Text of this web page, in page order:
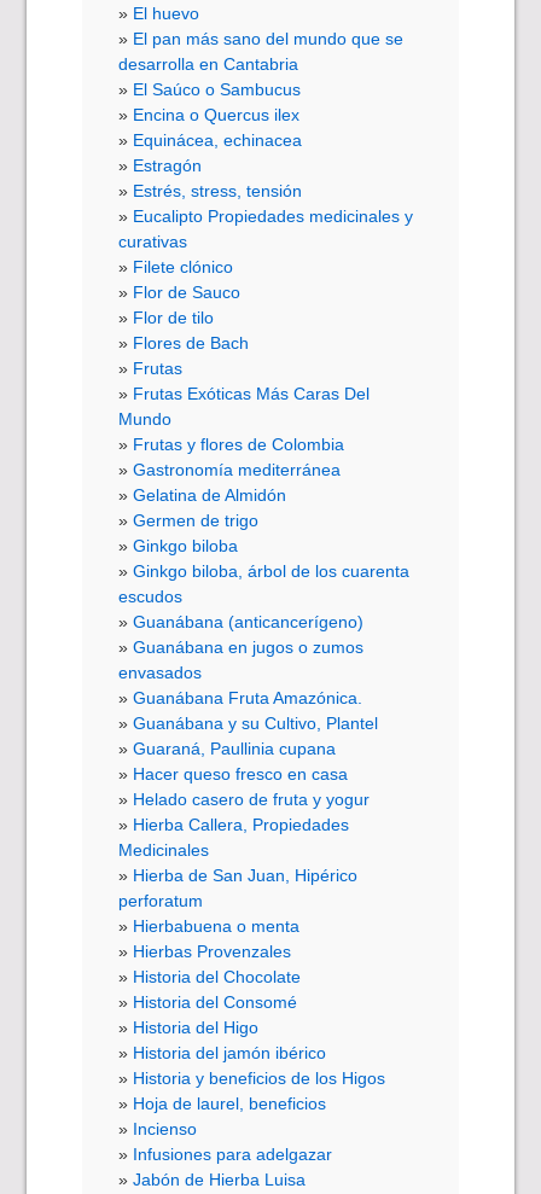
El huevo
El pan más sano del mundo que se
desarrolla en Cantabria
El Saúco o Sambucus
Encina o Quercus ilex
Equinácea, echinacea
Estragón
Estrés, stress, tensión
Eucalipto Propiedades medicinales y
curativas
Filete clónico
Flor de Sauco
Flor de tilo
Flores de Bach
Frutas
Frutas Exóticas Más Caras Del
Mundo
Frutas y flores de Colombia
Gastronomía mediterránea
Gelatina de Almidón
Germen de trigo
Ginkgo biloba
Ginkgo biloba, árbol de los cuarenta
escudos
Guanábana (anticancerígeno)
Guanábana en jugos o zumos
envasados
Guanábana Fruta Amazónica.
Guanábana y su Cultivo, Plantel
Guaraná, Paullinia cupana
Hacer queso fresco en casa
Helado casero de fruta y yogur
Hierba Callera, Propiedades
Medicinales
Hierba de San Juan, Hipérico
perforatum
Hierbabuena o menta
Hierbas Provenzales
Historia del Chocolate
Historia del Consomé
Historia del Higo
Historia del jamón ibérico
Historia y beneficios de los Higos
Hoja de laurel, beneficios
Incienso
Infusiones para adelgazar
Jabón de Hierba Luisa